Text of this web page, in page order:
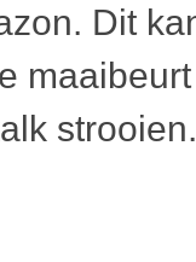
Dit
strooien.